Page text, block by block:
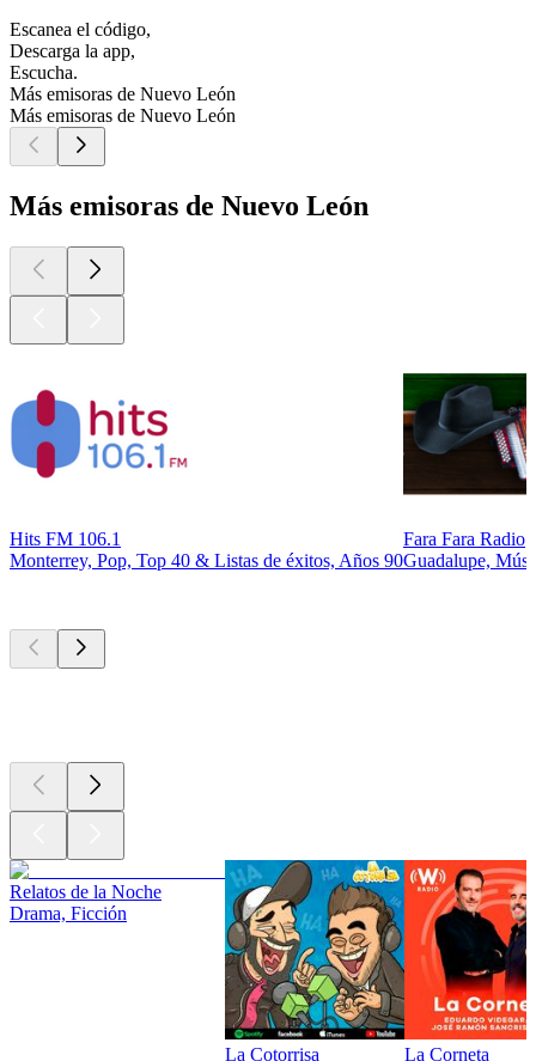
Escanea el código,
Descarga la app,
Escucha.
Más emisoras de Nuevo León
Más emisoras de Nuevo León
Más emisoras de Nuevo León
Hits FM 106.1
Monterrey, Pop, Top 40 & Listas de éxitos, Años 90
Fara Fara Radio
Guadalupe,
Relatos de la Noche
Drama, Ficción
La Cotorrisa
La Corneta